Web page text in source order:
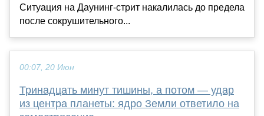
Ситуация на Даунинг-стрит накалилась до предела
после сокрушительного...
00:07, 20 Июн
Тринадцать минут тишины, а потом — удар
из центра планеты: ядро Земли ответило на